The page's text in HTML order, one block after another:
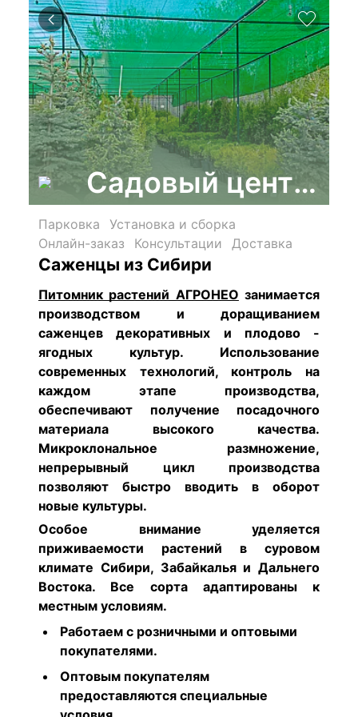
Садовый центр
Парковка
Установка и сборка
Онлайн-заказ
Консультации Доставка
Саженцы из Сибири
Питомник растений АГРОНЕО занимается
производством и доращиванием
саженцев декоративных и плодово -
ягодных культур. Использование
современных технологий, контроль на
каждом этапе производства,
обеспечивают получение посадочного
материала высокого качества.
Микроклональное размножение,
непрерывный цикл производства
позволяют быстро вводить в оборот
новые культуры.
Особое внимание уделяется
приживаемости растений в суровом
климате Сибири, Забайкалья и Дальнего
Востока. Все сорта адаптированы к
местным условиям.
Работаем с розничными и оптовыми
покупателями.
Оптовым покупателям
предоставляются специальные